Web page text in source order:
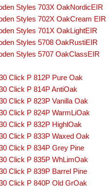
Styles 703X OakNordicEIR
Styles 702X OakCream EIR
Styles 701X OakLightEIR
Styles 5708 OakRustiEIR
Styles 5707 OakClassEIR
Click P 812P Pure Oak
Click P 814P AntiOak
Click P 823P Vanilla Oak
Click P 824P WarmLiOak
Click P 832P HighlOak
Click P 833P Waxed Oak
Click P 834P Grey Pine
Click P 835P WhLimOak
Click P 839P Barrel Pine
Click P 840P Old GrOak